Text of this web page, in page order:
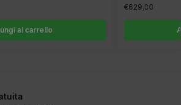
al carrello
€629,00